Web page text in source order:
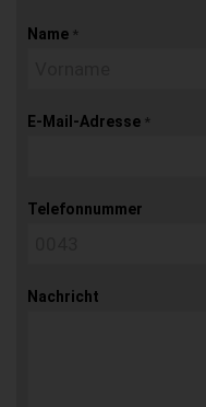
Name *
E-Mail-Adresse *
Telefonnummer
Nachricht